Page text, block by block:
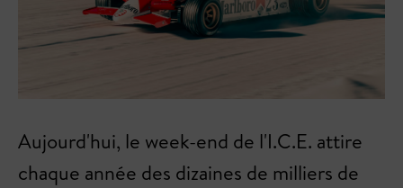
Aujourd'hui, le week-end de l'I.C.E. attire
chaque année des dizaines de milliers de